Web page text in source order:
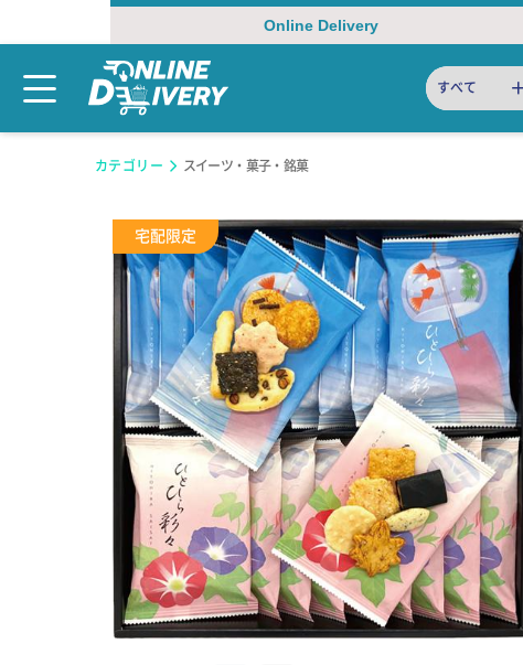
Online Delivery
すべて
カテゴリー スイーツ・菓子・銘菓
宅配限定